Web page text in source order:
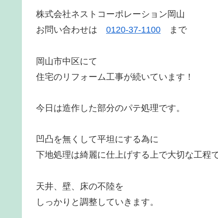
株式会社ネストコーポレーション岡山
お問い合わせは 0120-37-1100 まで
岡山市中区にて
住宅のリフォーム工事が続いています！
今日は造作した部分のパテ処理です。
凹凸を無くして平坦にする為に
下地処理は綺麗に仕上げする上で大切な工程
天井、壁、床の不陸を
しっかりと調整していきます。